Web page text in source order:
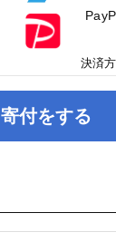
寄付をする
決済